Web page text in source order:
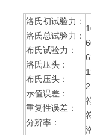
洛氏初试验力：
洛氏总试验力：
布氏试验力：
洛氏压头：
布氏压头：
示值误差：
重复性误差：
分辨率：